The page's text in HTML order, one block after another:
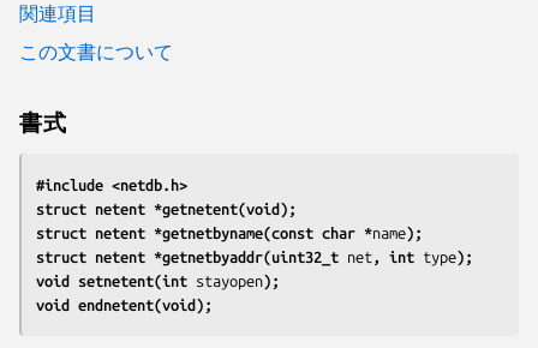
関連項目
この文書について
書式
#include <netdb.h>
struct netent *getnetent(void);
struct netent *getnetbyname(const char *name);
struct netent *getnetbyaddr(uint32_t net , int type);
void setnetent(int stayopen);
void endnetent(void);